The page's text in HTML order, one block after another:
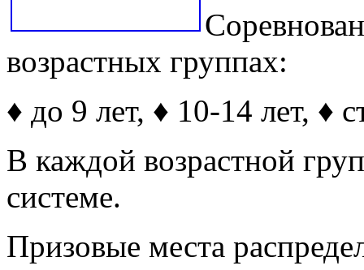
возрастных группах:
♦ до 9 лет, ♦ 10-14 лет, ♦
В каждой возрастной
системе.
Призовые места